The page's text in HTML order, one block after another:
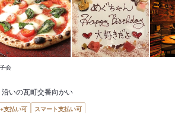
会
沿いの瓦町交番向かい
支払い可 スマート支払い可